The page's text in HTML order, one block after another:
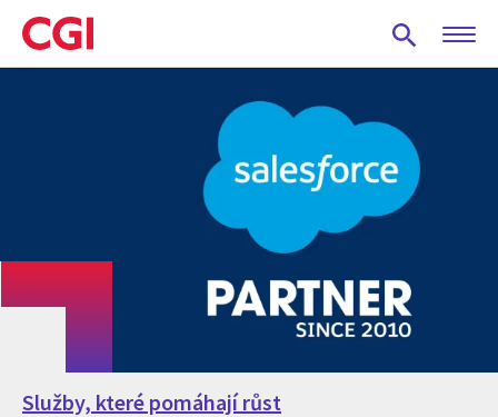
Skip
to
main
Služby, které pomáhají růst